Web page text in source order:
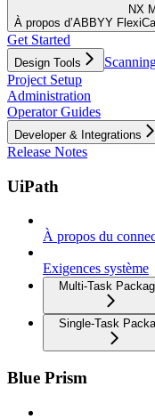
NX
À propos d’ABBYY
Get Started
Design Tools
Project Setup
Administration
Operator Guides
Developer & Integrations
Release Notes
UiPath
À propos du
Exigences système
Multi-Task
Single-Task
Blue Prism